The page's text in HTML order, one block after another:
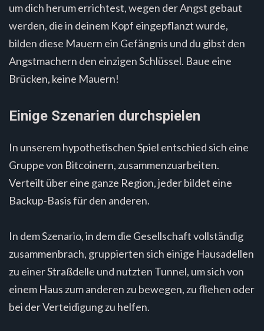
um dich herum errichtest, wegen der Angst gebaut
werden, die in deinem Kopf eingepflanzt wurde,
bilden diese Mauern ein Gefängnis und du gibst den
Angstmachern den einzigen Schlüssel. Baue eine
Brücken, keine Mauern!
Einige Szenarien durchspielen
In unserem hypothetischen Spiel entschied sich eine
Gruppe von Bitcoinern, zusammenzuarbeiten.
Verteilt über eine ganze Region, jeder bildet eine
Backup-Basis für den anderen.
In dem Szenario, in dem die Gesellschaft vollständig
zusammenbrach, gruppierten sich einige Hausadellen
zu einer Straßdelle und nutzten Tunnel, um sich von
einem Haus zum anderen zu bewegen, zu fliehen oder
bei der Verteidigung zu helfen.